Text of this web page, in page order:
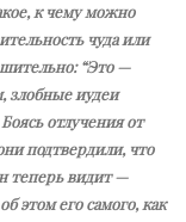
к чему можно
чуда или
“Это —
злобные иудеи
отлучения от
подтвердили, что
теперь видит —
этом его самого, как